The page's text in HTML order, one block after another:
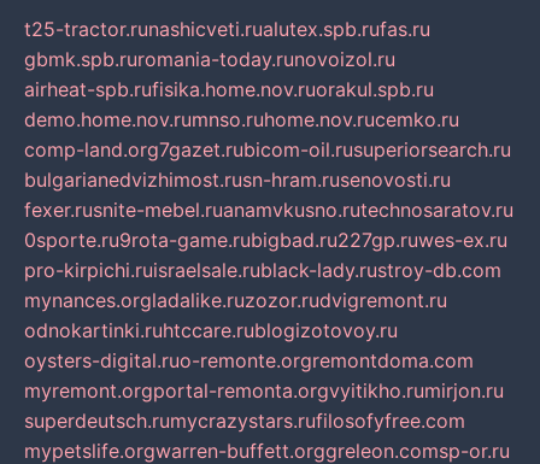
t25-tractor.runashicveti.rualutex.spb.rufas.ru
gbmk.spb.ruromania-today.runovoizol.ru
airheat-spb.rufisika.home.nov.ruorakul.spb.ru
demo.home.nov.rumnso.ruhome.nov.rucemko.ru
comp-land.org7gazet.rubicom-oil.rusuperiorsearch.ru
bulgarianedvizhimost.rusn-hram.rusenovosti.ru
fexer.rusnite-mebel.ruanamvkusno.rutechnosaratov.ru
0sporte.ru9rota-game.rubigbad.ru227gp.ruwes-ex.ru
pro-kirpichi.ruisraelsale.rublack-lady.rustroy-db.com
mynances.orgladalike.ruzozor.rudvigremont.ru
odnokartinki.ruhtccare.rublogizotovoy.ru
oysters-digital.ruo-remonte.orgremontdoma.com
myremont.orgportal-remonta.orgvyitikho.rumirjon.ru
superdeutsch.rumycrazystars.rufilosofyfree.com
mypetslife.orgwarren-buffett.orggreleon.comsp-or.ru